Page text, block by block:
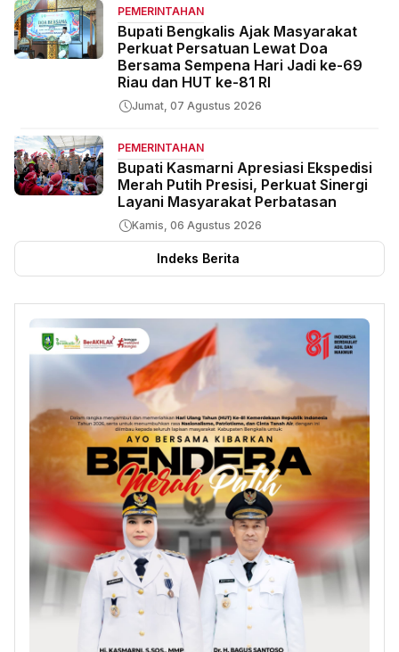
PEMERINTAHAN
Bupati Bengkalis Ajak Masyarakat
Perkuat Persatuan Lewat Doa
Bersama Sempena Hari Jadi ke-69
Riau dan HUT ke-81 RI
Jumat, 07 Agustus 2026
PEMERINTAHAN
Bupati Kasmarni Apresiasi Ekspedisi
Merah Putih Presisi, Perkuat Sinergi
Layani Masyarakat Perbatasan
Kamis, 06 Agustus 2026
Indeks Berita